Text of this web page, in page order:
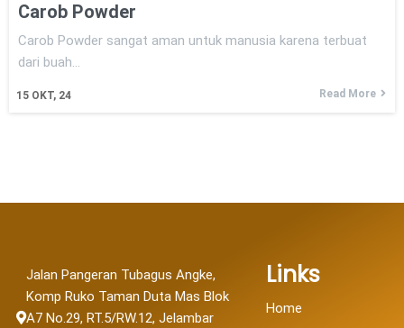
Carob Powder
15 OKT, 24
Carob Powder sangat aman untuk manusia karena terbuat
dari buah…
Read More
Jalan Pangeran Tubagus Angke,
Komp Ruko Taman Duta Mas Blok
A7 No.29, RT.5/RW.12, Jelambar
Links
Home